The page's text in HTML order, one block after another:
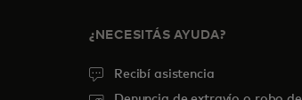
¿NECESITÁS AYUDA?
Recibí asistencia